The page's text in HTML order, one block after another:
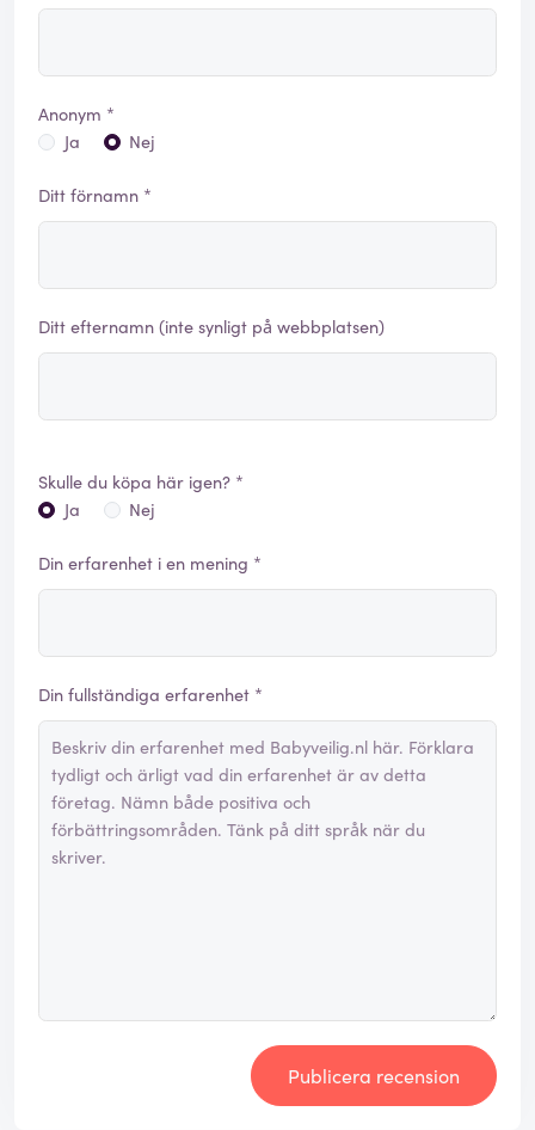
Anonym *
Ja
Nej
Ditt förnamn *
Ditt efternamn (inte synligt på webbplatsen)
Skulle du köpa här igen? *
Ja
Nej
Din erfarenhet i en mening *
Din fullständiga erfarenhet *
Publicera recension